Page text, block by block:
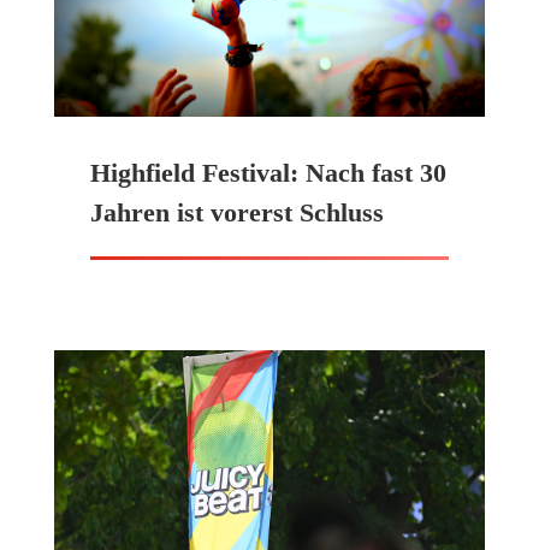
Highfield Festival: Nach fast 30
Jahren ist vorerst Schluss